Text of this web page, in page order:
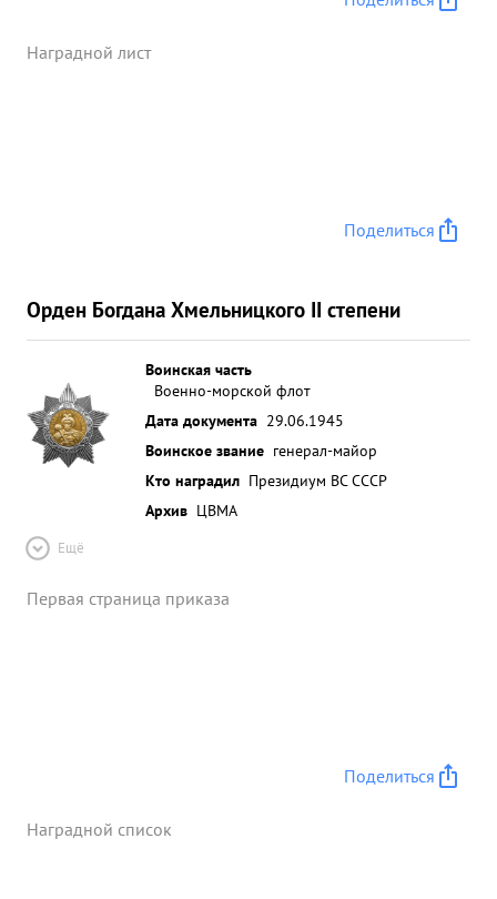
Наградной лист
Поделиться
Орден Богдана Хмельницкого II степени
Воинская часть
Военно-морской флот
Дата документа 29.06.1945
Воинское звание генерал-майор
Кто наградил Президиум ВС СССР
Архив ЦВМА
Ещё
Первая страница приказа
Поделиться
Наградной список